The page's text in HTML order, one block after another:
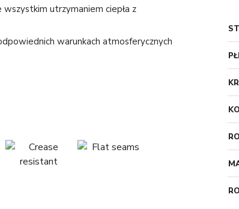
utrzymaniem ciepła z
warunkach atmosferycznych